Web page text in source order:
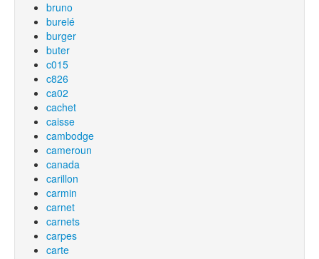
bruno
burelé
burger
buter
c015
c826
ca02
cachet
caisse
cambodge
cameroun
canada
carillon
carmin
carnet
carnets
carpes
carte